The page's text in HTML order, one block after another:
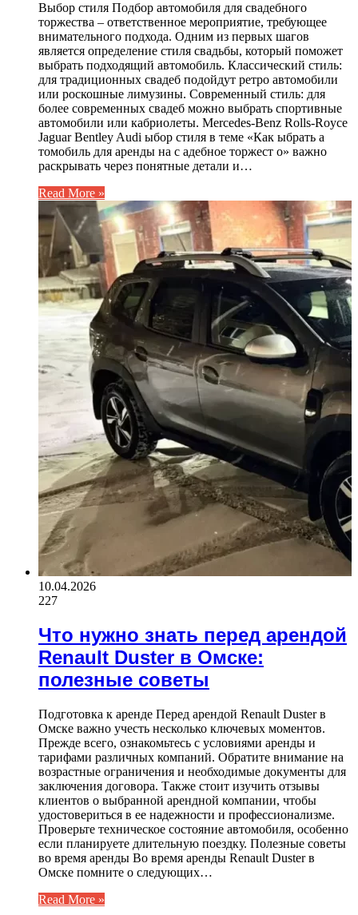
Выбор стиля Подбор автомобиля для свадебного
торжества – ответственное мероприятие, требующее
внимательного подхода. Одним из первых шагов
является определение стиля свадьбы, который поможет
выбрать подходящий автомобиль. Классический стиль:
для традиционных свадеб подойдут ретро автомобили
или роскошные лимузины. Современный стиль: для
более современных свадеб можно выбрать спортивные
автомобили или кабриолеты. Mercedes-Benz Rolls-Royce
Jaguar Bentley Audi ыбор стиля в теме «Как ыбрать а
томобиль для аренды на с адебное торжест о» важно
раскрывать через понятные детали и…
Read More »
10.04.2026
227
Что нужно знать перед арендой
Renault Duster в Омске:
полезные советы
Подготовка к аренде Перед арендой Renault Duster в
Омске важно учесть несколько ключевых моментов.
Прежде всего, ознакомьтесь с условиями аренды и
тарифами различных компаний. Обратите внимание на
возрастные ограничения и необходимые документы для
заключения договора. Также стоит изучить отзывы
клиентов о выбранной арендной компании, чтобы
удостовериться в ее надежности и профессионализме.
Проверьте техническое состояние автомобиля, особенно
если планируете длительную поездку. Полезные советы
во время аренды Во время аренды Renault Duster в
Омске помните о следующих…
Read More »